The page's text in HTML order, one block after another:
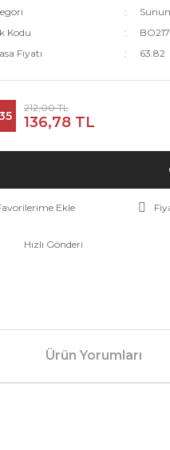
Kodu
BO217
Fiyatı
63.82
212,00 TL
136,78 TL
Hızlı Gönderi
Ürün Yorumları